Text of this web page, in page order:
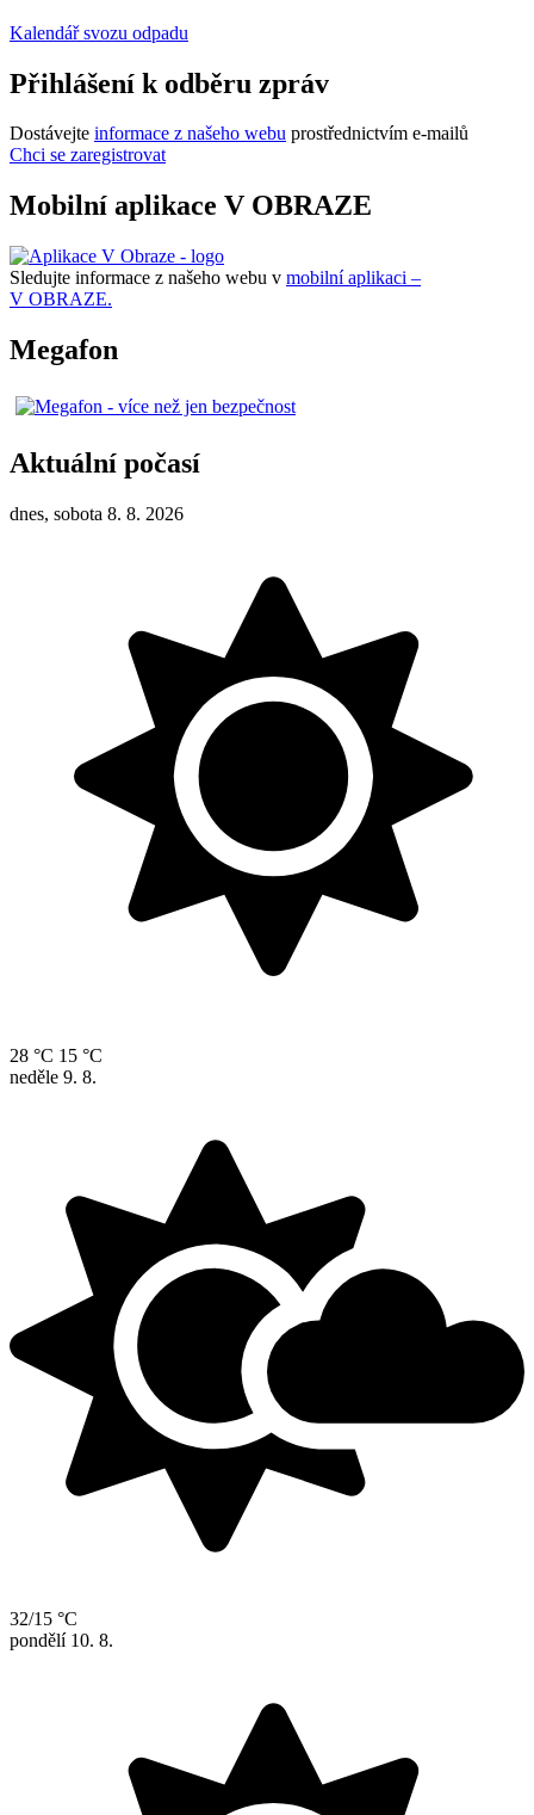
Kalendář svozu odpadu
Přihlášení k odběru zpráv
Dostávejte informace z našeho webu prostřednictvím e-mailů
Chci se zaregistrovat
Mobilní aplikace V OBRAZE
Sledujte informace z našeho webu v mobilní aplikaci –
V OBRAZE.
Megafon
Aktuální počasí
dnes, sobota 8. 8. 2026
28 °C 15 °C
neděle 9. 8.
32/15 °C
pondělí 10. 8.